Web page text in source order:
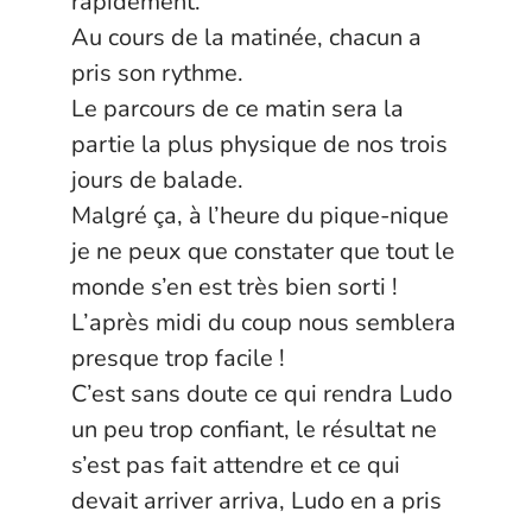
Au cours de la matinée, chacun a
pris son rythme.
Le parcours de ce matin sera la
partie la plus physique de nos trois
jours de balade.
Malgré ça, à l’heure du pique-nique
je ne peux que constater que tout le
monde s’en est très bien sorti !
L’après midi du coup nous semblera
presque trop facile !
C’est sans doute ce qui rendra Ludo
un peu trop confiant, le résultat ne
s’est pas fait attendre et ce qui
devait arriver arriva, Ludo en a pris